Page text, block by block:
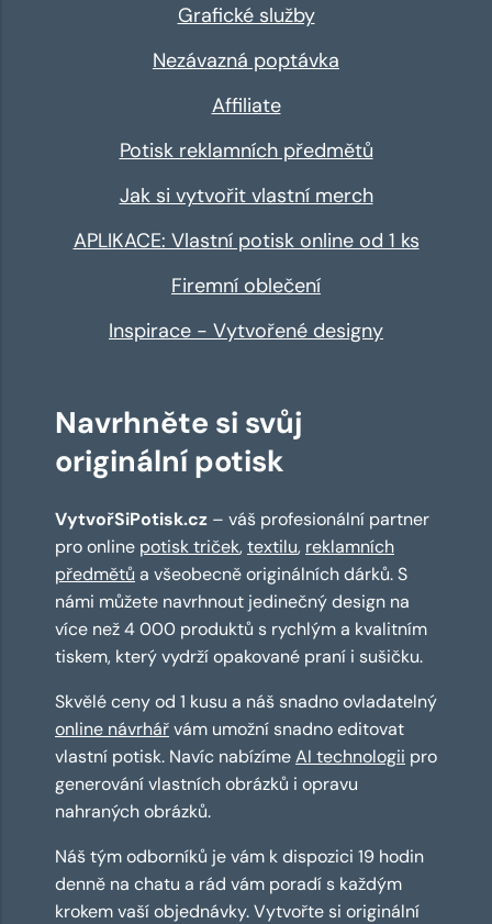
Grafické služby
Nezávazná poptávka
Affiliate
Potisk reklamních předmětů
Jak si vytvořit vlastní merch
APLIKACE: Vlastní potisk online od 1 ks
Firemní oblečení
Inspirace - Vytvořené designy
Navrhněte si svůj
originální potisk
VytvořSiPotisk.cz – váš profesionální partner
pro online potisk triček,textilu, reklamních
předmětů a všeobecně originálních dárků. S
námi můžete navrhnout jedinečný design na
více než 4 000 produktů s rychlým a kvalitním
tiskem, který vydrží opakované praní i sušičku.
Skvělé ceny od 1 kusu a náš snadno ovladatelný
online návrhářvám umožní snadno editovat
vlastní potisk. Navíc nabízímeAI technologii pro
generování vlastních obrázků i opravu
nahraných obrázků.
Náš tým odborníků je vám k dispozici 19 hodin
denně na chatu a rád vám poradí s každým
krokem vaší objednávky. Vytvořte si originální